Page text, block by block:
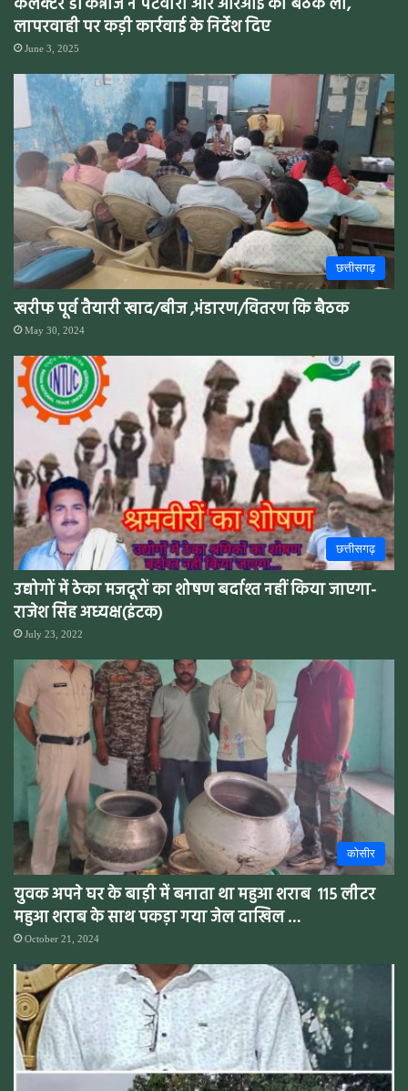
लापरवाही पर कड़ी कार्रवाई के निर्देश दिए
June 3, 2025
छत्तीसगढ़
खरीफ पूर्व तैयारी खाद/बीज ,भंडारण/वितरण कि बैठक
May 30, 2024
छत्तीसगढ़
उद्योगों में ठेका मजदूरों का शोषण बर्दाश्त नहीं किया जाएगा-
राजेश सिंह अध्यक्ष(इंटक)
July 23, 2022
कोसीर
युवक अपने घर के बाड़ी में बनाता था महुआ शराब 115 लीटर
महुआ शराब के साथ पकड़ा गया जेल दाखिल …
October 21, 2024